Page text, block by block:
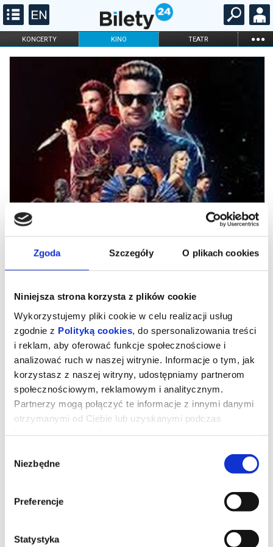
Zgoda Szczegóły O plikach cookies
Niniejsza strona korzysta z plików cookie
Wykorzystujemy pliki cookie w celu realizacji usług
zgodnie z Polityką cookies , do spersonalizowania treści
i reklam, aby oferować funkcje społecznościowe i
analizować ruch w naszej witrynie. Informacje o tym, jak
korzystasz z naszej witryny, udostępniamy partnerom
społecznościowym, reklamowym i analitycznym.
Partnerzy mogą połączyć te informacje z innymi danymi
otrzymanymi od Ciebie lub uzyskanymi podczas
zgody
Niezbędne
Preferencje
Statystyka
KONCERTY KINO TEATR ...
FILHARMONIA OPERA I BALET
ONLINE
Dominacja Shao Khana (Martyn Ford) wreszcie musi zostać
przerwana. Dlatego mnich Liu Kang (Ludi Lin), była elitarną
żołnierka Sonya Blade (Jessica McNamee), jej mentor Jax Briggs
udziela im Johnny Cage (Karl Urban), a cała grupa rzuca się w wir
brutalnych walk, w których stawką jest coś więcej niż tylko własna